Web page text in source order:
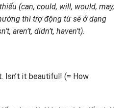
(can, could, will, would, may,
thì trợ động từ sẽ ở dạng
aren’t, didn’t, haven’t).
Isn’t it beautiful! (= How